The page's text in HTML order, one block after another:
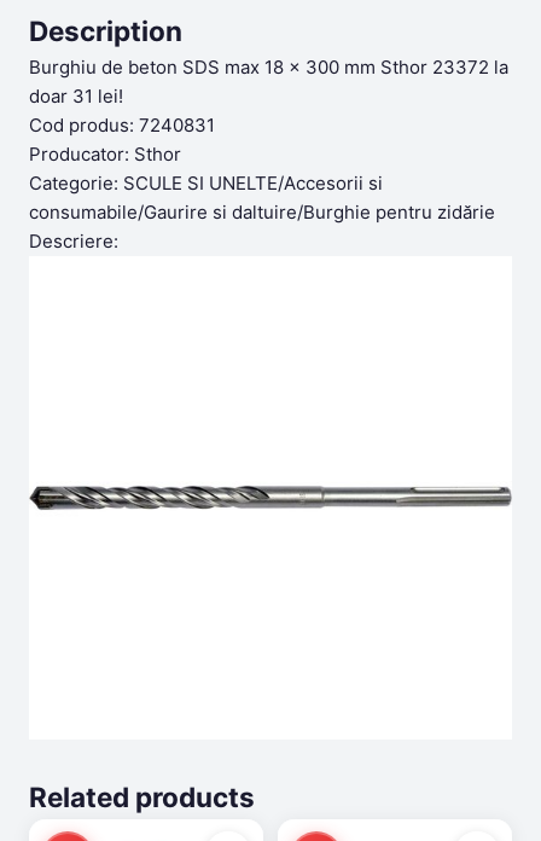
Description
Burghiu de beton SDS max 18 x 300 mm Sthor 23372 la
doar 31 lei!
Cod produs: 7240831
Producator: Sthor
Categorie: SCULE SI UNELTE/Accesorii si
consumabile/Gaurire si daltuire/Burghie pentru zidărie
Descriere:
Related products